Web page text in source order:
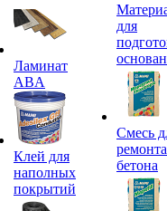
Ламинат
ABA
Клей для
наполных
покрытий
для
Смесь
ремонта
бетона